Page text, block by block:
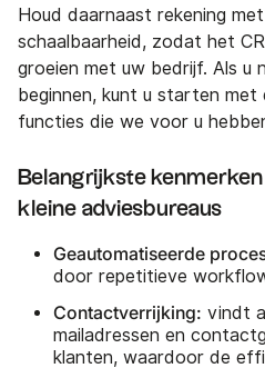
Houd daarnaast rekening
schaalbaarheid, zodat het
groeien met uw bedrijf. Als u
beginnen, kunt u starten met
functies die we voor u
Belangrijkste
kleine adviesbureaus
Geautomatiseerde
door repetitieve
Contactverrijking: vindt
mailadressen en
klanten, waardoor de